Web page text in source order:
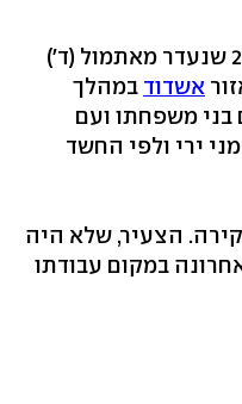
גופתו של מיכאל בוסקילה בן 21 שנעדר מאתמול (ד')
אשדוד במהלך
משפחתו ועם
ירי ולפי החשד
הצעיר, שלא היה
במקום עבודתו